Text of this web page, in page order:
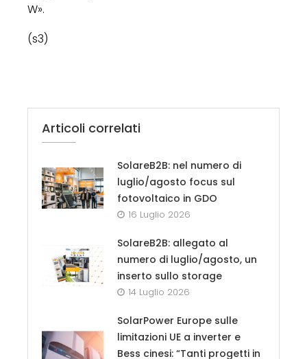
W».
(s3)
Articoli correlati
SolareB2B: nel numero di
luglio/agosto focus sul
fotovoltaico in GDO
16 Luglio 2026
SolareB2B: allegato al
numero di luglio/agosto, un
inserto sullo storage
14 Luglio 2026
SolarPower Europe sulle
limitazioni UE a inverter e
Bess cinesi: “Tanti progetti in